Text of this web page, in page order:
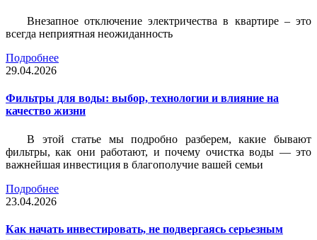
Внезапное отключение электричества в квартире – это
всегда неприятная неожиданность
Подробнее
29.04.2026
Фильтры для воды: выбор, технологии и влияние на
качество жизни
В этой статье мы подробно разберем, какие бывают
фильтры, как они работают, и почему очистка воды — это
важнейшая инвестиция в благополучие вашей семьи
Подробнее
23.04.2026
Как начать инвестировать, не подвергаясь серьезным